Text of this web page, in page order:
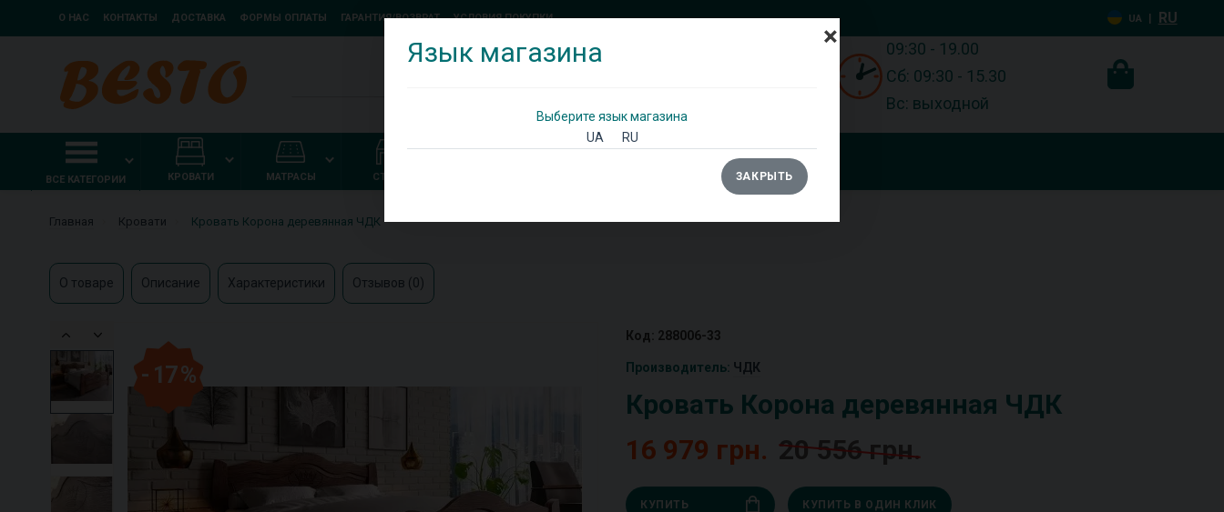
О НАС КОНТАКТЫ ДОСТАВКА ФОРМЫ ОПЛАТЫ ГАРАНТИЯ/ВОЗВРАТ УСЛОВИЯ ПОКУПКИ UA | RU
09:30 - 19.00
Сб: 09:30 - 15.30
Вс: выходной
ВСЕ КАТЕГОРИИ КРОВАТИ МАТРАСЫ СТОЛЫ ТУМБЫ/КОМОДЫ
Главная Кровати Кровать Корона деревянная ЧДК
×
Язык магазина
Выберите язык магазина
UA
RU
ЗАКРЫТЬ
О товаре Описание Характеристики Отзывов (0)
- 17 %
Код: 288006-33
Производитель: ЧДК
Кровать Корона деревянная ЧДК
16 979 грн. 20 556 грн.
КУПИТЬ КУПИТЬ В ОДИН КЛИК